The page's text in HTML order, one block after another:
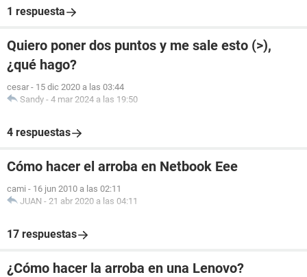
1 respuesta
Quiero poner dos puntos y me sale esto (>),
¿qué hago?
cesar - 15 dic 2020 a las 03:44
Sandy - 4 mar 2024 a las 19:50
4 respuestas
Cómo hacer el arroba en Netbook Eee
cami - 16 jun 2010 a las 02:11
JUAN - 21 abr 2020 a las 04:11
17 respuestas
¿Cómo hacer la arroba en una Lenovo?